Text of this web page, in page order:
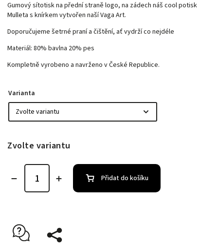
Gumový sítotisk na přední straně logo, na zádech náš cool potisk
Mulleta s knírkem vytvořen naší Vaga Art.
Doporučujeme šetrné praní a čištění, ať vydrží co nejdéle
Materiál: 80% bavlna 20% pes
Kompletně vyrobeno a navrženo v České Republice.
Varianta
Zvolte variantu
Přidat do košíku